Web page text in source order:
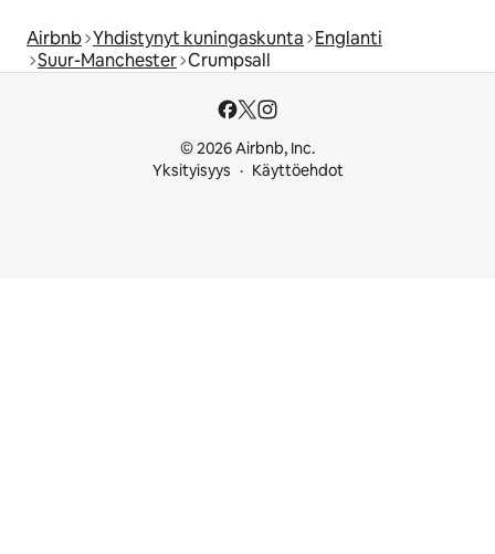
Airbnb Yhdistynyt kuningaskunta Englanti
Suur-Manchester Crumpsall
© 2026 Airbnb, Inc.
Yksityisyys
Käyttöehdot